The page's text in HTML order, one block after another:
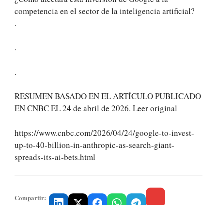
competencia en el sector de la inteligencia artificial?
.
.
.
RESUMEN BASADO EN EL ARTÍCULO PUBLICADO
EN CNBC EL 24 de abril de 2026. Leer original
https://www.cnbc.com/2026/04/24/google-to-invest-
up-to-40-billion-in-anthropic-as-search-giant-
spreads-its-ai-bets.html
Compartir: